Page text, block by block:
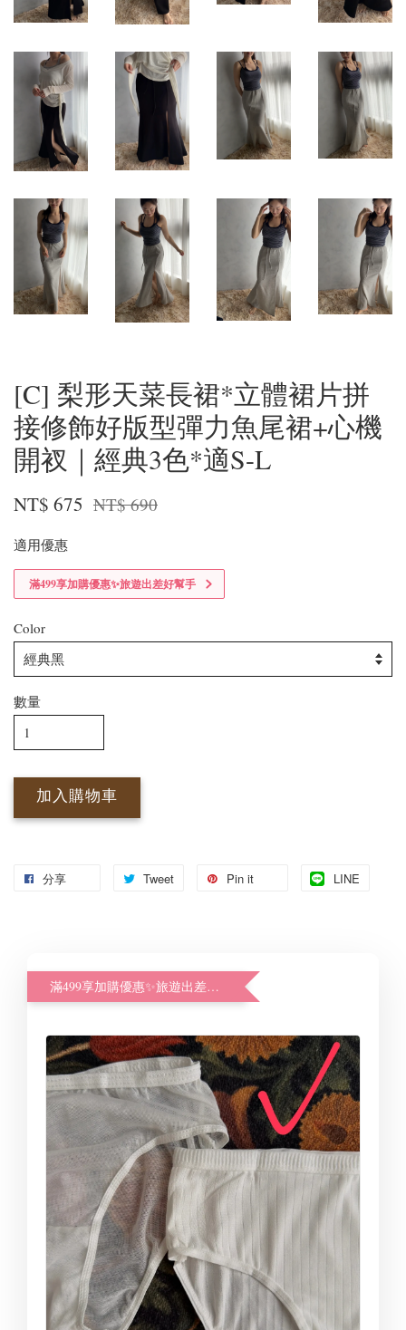
[C] 梨形天菜長裙*立體裙片拼
接修飾好版型彈力魚尾裙+心機
開衩｜經典3色*適S-L
NT$ 675 NT$ 690
適用優惠
滿499享加購優惠✨旅遊出差好幫手
Color
數量
加入購物車
分享 Tweet Pin it LINE
滿499享加購優惠✨旅遊出差好幫手